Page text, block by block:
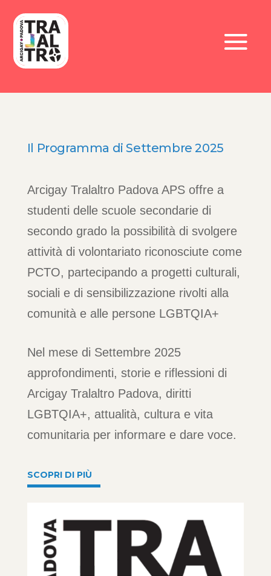
Il Programma di Settembre 2025
Arcigay Tralaltro Padova APS offre a
studenti delle scuole secondarie di
secondo grado la possibilità di svolgere
attività di volontariato riconosciute come
PCTO, partecipando a progetti culturali,
sociali e di sensibilizzazione rivolti alla
comunità e alle persone LGBTQIA+
Nel mese di Settembre 2025
approfondimenti, storie e riflessioni di
Arcigay Tralaltro Padova, diritti
LGBTQIA+, attualità, cultura e vita
comunitaria per informare e dare voce.
SCOPRI DI PIÙ